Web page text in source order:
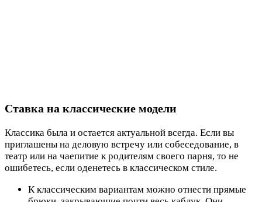
Ставка на классические модели
Классика была и остается актуальной всегда. Если вы
приглашены на деловую встречу или собеседование, в
театр или на чаепитие к родителям своего парня, то не
ошибетесь, если оденетесь в классическом стиле.
К классическим вариантам можно отнести прямые